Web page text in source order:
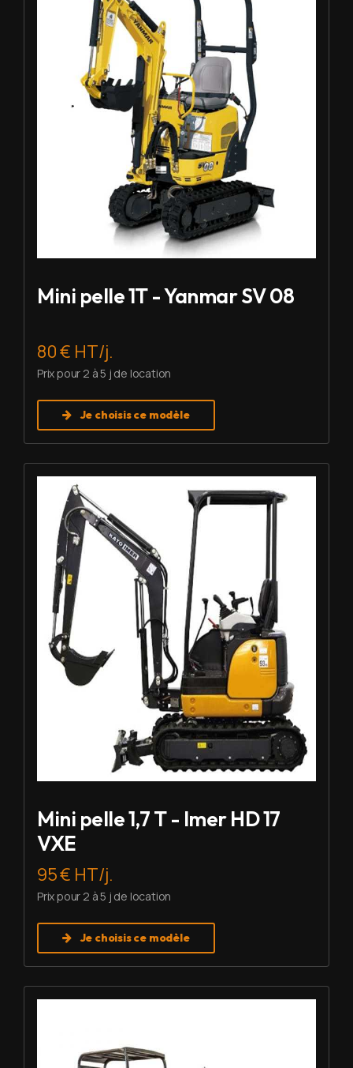
Mini pelle 1T - Yanmar SV 08
80 € HT/j.
Prix pour 2 à 5 j de location
Je choisis ce modèle
Mini pelle 1,7 T - Imer HD 17
VXE
95 € HT/j.
Prix pour 2 à 5 j de location
Je choisis ce modèle
Louer Mini pelle 1,7 T - Imer HD 17 VXE
Louer Mini pelle 2,7 T - Imer HD 27 V5